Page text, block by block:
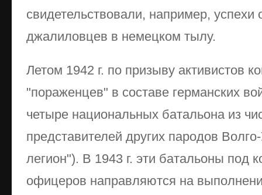
свидетельствовали, например, успехи
джалиловцев в немецком тылу.
Летом 1942 г. по призыву активистов
"пораженцев" в составе германских
четыре национальных батальона из
представителей других пародов
легион"). В 1943 г. эти батальоны под
офицеров направляются на